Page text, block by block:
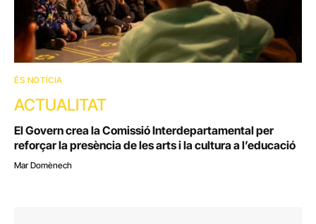
ÉS NOTÍCIA
ACTUALITAT
El Govern crea la Comissió Interdepartamental per
reforçar la presència de les arts i la cultura a l’educació
Mar Domènech